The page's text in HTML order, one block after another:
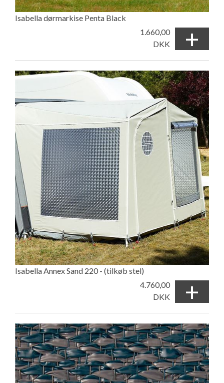
Isabella dørmarkise Penta Black
1.660,00
DKK
+
Isabella Annex Sand 220 - (tilkøb stel)
4.760,00
DKK
+